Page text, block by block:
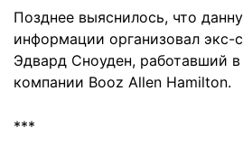
Позднее выяснилось, что
информации организовал экс-
Эдвард Сноуден, работавший в
компании Booz Allen Hamilton.
***